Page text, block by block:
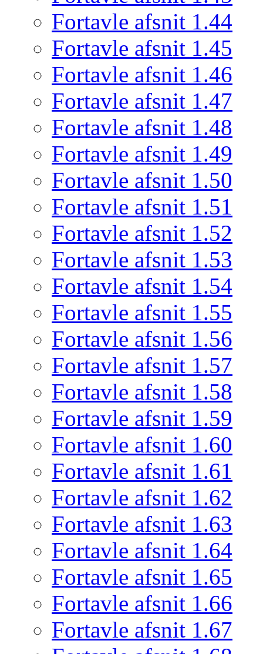
Fortavle afsnit 1.44
Fortavle afsnit 1.45
Fortavle afsnit 1.46
Fortavle afsnit 1.47
Fortavle afsnit 1.48
Fortavle afsnit 1.49
Fortavle afsnit 1.50
Fortavle afsnit 1.51
Fortavle afsnit 1.52
Fortavle afsnit 1.53
Fortavle afsnit 1.54
Fortavle afsnit 1.55
Fortavle afsnit 1.56
Fortavle afsnit 1.57
Fortavle afsnit 1.58
Fortavle afsnit 1.59
Fortavle afsnit 1.60
Fortavle afsnit 1.61
Fortavle afsnit 1.62
Fortavle afsnit 1.63
Fortavle afsnit 1.64
Fortavle afsnit 1.65
Fortavle afsnit 1.66
Fortavle afsnit 1.67